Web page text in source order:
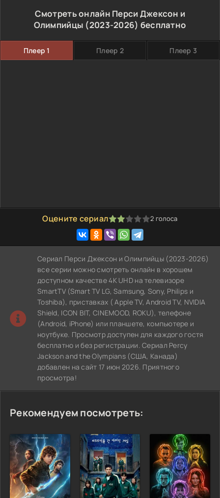
Смотреть онлайн Перси Джексон и
Олимпийцы (2023-2026) бесплатно
Плеер 1 Плеер 2 Плеер 3
Оцените сериал
1 2 3 4 5 2 голоса
Сериал Перси Джексон и Олимпийцы (2023-2026)
все серии можно смотреть онлайн в хорошем
доступном качестве 4K UHD на телевизоре
SmartTV (Smart TV LG, Samsung, Sony, Philips и
Toshiba), приставках ( Apple TV, Android TV, NVIDIA
Shield, ICON BIT, CINEMOOD, ROKU), телефоне
(Android, iPhone) или планшете, компьютере и
ноутбуке. Просмотр доступен для каждого гостя
бесплатно и без регистрации. Сериал Percy
Jackson and the Olympians (США, Канада)
добавлен на сайт 17 июн 2026. Приятного
просмотра!
Рекомендуем посмотреть: